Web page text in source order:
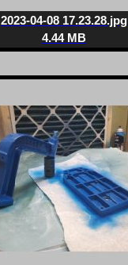
2023-04-08 17.23.28.jpg
4.44 MB